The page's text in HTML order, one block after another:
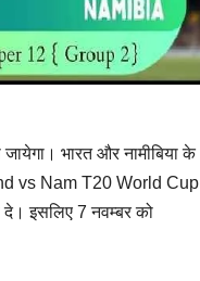
भारत और नामीबिया के
Ind vs Nam T20 World Cup
दे। इसलिए 7 नवम्बर को